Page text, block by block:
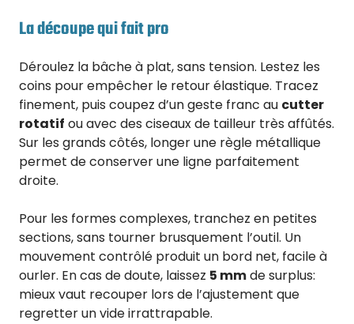
La découpe qui fait pro
Déroulez la bâche à plat, sans tension. Lestez les
coins pour empêcher le retour élastique. Tracez
finement, puis coupez d’un geste franc au cutter
rotatif ou avec des ciseaux de tailleur très affûtés.
Sur les grands côtés, longer une règle métallique
permet de conserver une ligne parfaitement
droite.
Pour les formes complexes, tranchez en petites
sections, sans tourner brusquement l’outil. Un
mouvement contrôlé produit un bord net, facile à
ourler. En cas de doute, laissez 5 mmde surplus:
mieux vaut recouper lors de l’ajustement que
regretter un vide irrattrapable.